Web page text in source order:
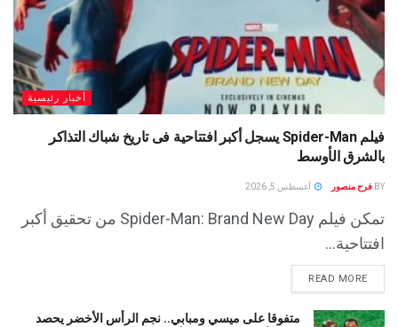
أخبار رئيسية
فيلم Spider-Man يسجل أكبر افتتاحية فى تاريخ شباك التذاكر
بالشرق الأوسط
BY فرح منصور أغسطس 5, 2026
تمكن فيلم Spider-Man: Brand New Day من تحقيق أكبر
افتتاحية...
READ MORE
متفوقا على ميسي ومبابي.. نجم الرأس الأخضر يحصد